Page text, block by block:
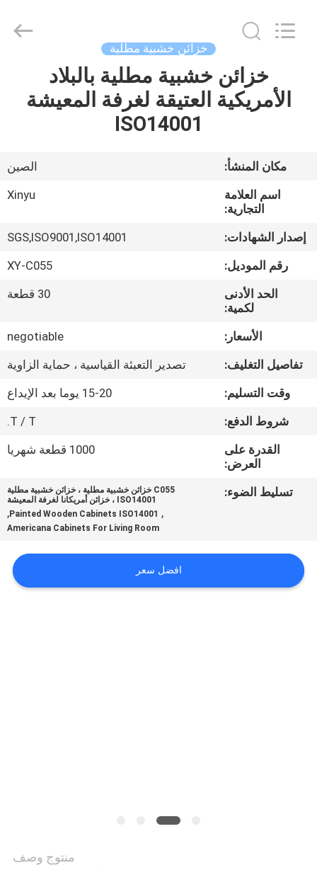
الصفحة
الرئيسية
معلومات
جولة
مراقبة
الجودة
خريطة
الموقع
PRIVACY
Furniture
Co.,Ltd.
خزائن خشبية مطلية
خزائن خشبية مطلية بالبلاد
الأمريكية العتيقة لغرفة المعيشة
ISO14001
مكان المنشأ:
الصين
اسم العلامة
التجارية:
Xinyu
إصدار الشهادات:
SGS,ISO9001,ISO14001
رقم الموديل:
XY-C055
الحد الأدنى
لكمية:
30 قطعة
الأسعار:
negotiable
تفاصيل التغليف:
تصدير التعبئة القياسية ، حماية الزاوية
وقت التسليم:
15-20 يوما بعد الإيداع
شروط الدفع:
T / T.
القدرة على
العرض:
1000 قطعة شهريا
تسليط الضوء:
C055 خزائن خشبية مطلية ، خزائن خشبية مطلية
ISO14001 ، خزائن أمريكانا لغرفة المعيشة
,
Painted Wooden Cabinets ISO14001
,
Americana Cabinets For Living Room
افضل سعر
منتوج وصف